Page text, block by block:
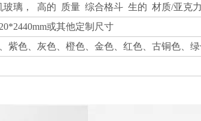
璃， 高的 质量 综合格斗 生的 材质/亚克力
或其他定制尺寸
紫色、灰色、橙色、金色、红色、古铜色、